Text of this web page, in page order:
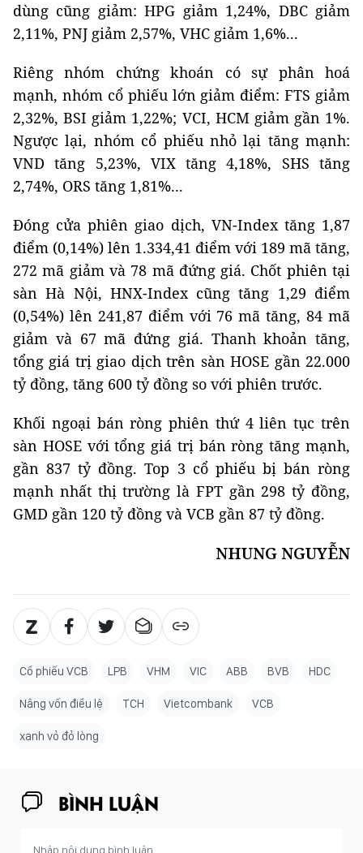
dùng cũng giảm: HPG giảm 1,24%, DBC giảm
2,11%, PNJ giảm 2,57%, VHC giảm 1,6%...
Riêng nhóm chứng khoán có sự phân hoá
mạnh, nhóm cổ phiếu lớn giảm điểm: FTS giảm
2,32%, BSI giảm 1,22%; VCI, HCM giảm gần 1%.
Ngược lại, nhóm cổ phiếu nhỏ lại tăng mạnh:
VND tăng 5,23%, VIX tăng 4,18%, SHS tăng
2,74%, ORS tăng 1,81%...
Đóng cửa phiên giao dịch, VN-Index tăng 1,87
điểm (0,14%) lên 1.334,41 điểm với 189 mã tăng,
272 mã giảm và 78 mã đứng giá. Chốt phiên tại
sàn Hà Nội, HNX-Index cũng tăng 1,29 điểm
(0,54%) lên 241,87 điểm với 76 mã tăng, 84 mã
giảm và 67 mã đứng giá. Thanh khoản tăng,
tổng giá trị giao dịch trên sàn HOSE gần 22.000
tỷ đồng, tăng 600 tỷ đồng so với phiên trước.
Khối ngoại bán ròng phiên thứ 4 liên tục trên
sàn HOSE với tổng giá trị bán ròng tăng mạnh,
gần 837 tỷ đồng. Top 3 cổ phiếu bị bán ròng
mạnh nhất thị trường là FPT gần 298 tỷ đồng,
GMD gần 120 tỷ đồng và VCB gần 87 tỷ đồng.
NHUNG NGUYỄN
Cổ phiếu VCB LPB VHM VIC ABB BVB HDC
Nâng vốn điều lệ TCH Vietcombank VCB
xanh vỏ đỏ lòng
BÌNH LUẬN